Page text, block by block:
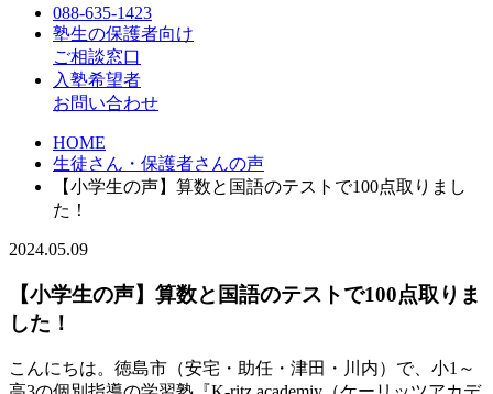
088-635-1423
塾生の保護者向け
ご相談窓口
入塾希望者
お問い合わせ
HOME
生徒さん・保護者さんの声
【小学生の声】算数と国語のテストで100点取りまし
た！
2024.05.09
【小学生の声】算数と国語のテストで100点取りま
した！
こんにちは。徳島市（安宅・助任・津田・川内）で、小1～